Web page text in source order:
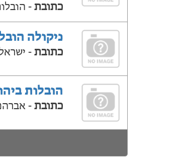
כתובת -
ניקולה
כתובת -
הובלות
כתובת - אברהם